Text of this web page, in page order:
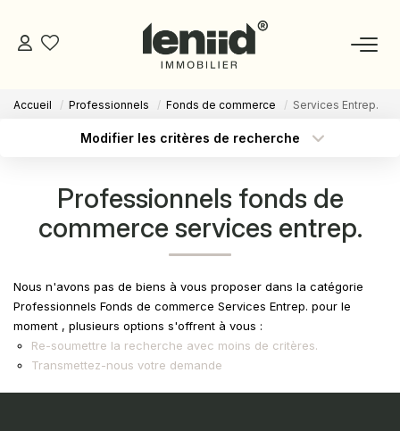
NOS BIENS
NOS CONSEILLERS
ESPACE MANDATAIRE
Accueil Professionnels Fonds de commerce Services Entrep.
Modifier les critères de recherche
Sélectionnez...
Type de bien
Surface min
Créer une alerte
Professionnels fonds de
commerce services entrep.
Nous n'avons pas de biens à vous proposer dans la catégorie
Professionnels Fonds de commerce Services Entrep. pour le
moment , plusieurs options s'offrent à vous :
Re-soumettre la recherche avec moins de critères.
Transmettez-nous votre demande